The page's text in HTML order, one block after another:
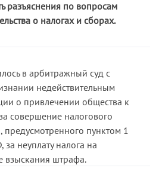
обоснованно
общества на то, что
общество о необходимости
налога, поскольку в данном
пря-мое разъяснение
налогового органа, в связи с
3 пункта 1 статьи 111 НК
(
постановление
по делу № А26-4514/2006-
разъяснения по вопросам
о налогах и сборах.
в арбитражный суд с
недействительным
о привлечении общества к
совершение налогового
пунктом 1
неуплату налога на
взыскания штрафа.